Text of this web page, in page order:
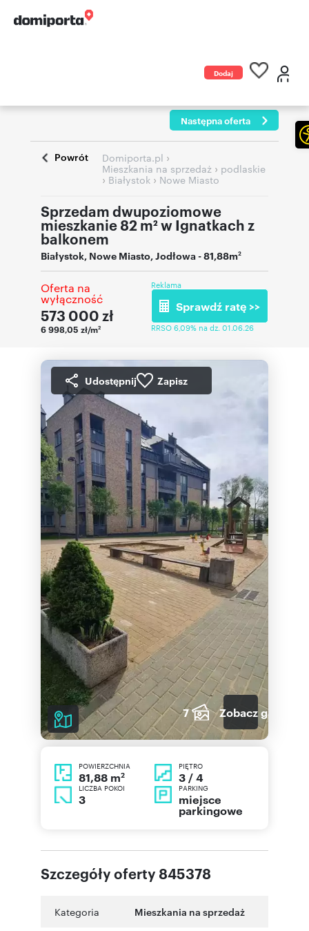
Dodaj
Następna oferta
Powrót Domiporta.pl ›
Mieszkania na sprzedaż › podlaskie
› Białystok › Nowe Miasto
Sprzedam dwupoziomowe
mieszkanie 82 m² w Ignatkach z
balkonem
Białystok, Nowe Miasto,Jodłowa- 81,88m2
Oferta na
wyłączność
573 000 zł
6 998,05 zł/m2
Reklama
Sprawdź ratę >>
RRSO 6,09% na dz. 01.06.26
Udostępnij Zapisz
7 Zobacz galerię
POWIERZCHNIA
81,88 m2
PIĘTRO
3 / 4
LICZBA POKOI
3
PARKING
miejsce
parkingowe
Szczegóły oferty 845378
Kategoria Mieszkania na sprzedaż